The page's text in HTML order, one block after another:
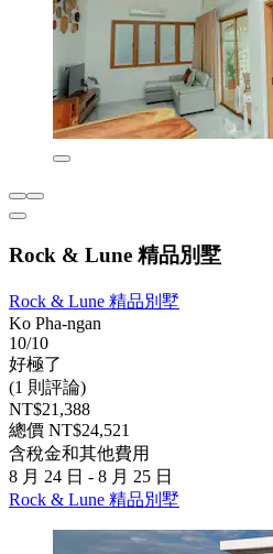
Rock & Lune 精品別墅
Rock & Lune 精品別墅
Ko Pha-ngan
10/10
好極了
(1 則評論)
NT$21,388
總價 NT$24,521
含稅金和其他費用
8 月 24 日 - 8 月 25 日
Rock & Lune 精品別墅